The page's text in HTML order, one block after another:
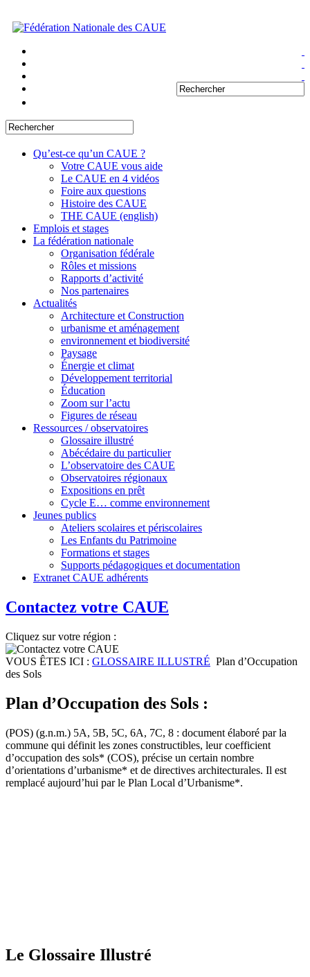
Qu’est-ce qu’un CAUE ?
Votre CAUE vous aide
Le CAUE en 4 vidéos
Foire aux questions
Histoire des CAUE
THE CAUE (english)
Emplois et stages
La fédération nationale
Organisation fédérale
Rôles et missions
Rapports d’activité
Nos partenaires
Actualités
Architecture et Construction
urbanisme et aménagement
environnement et biodiversité
Paysage
Énergie et climat
Développement territorial
Éducation
Zoom sur l’actu
Figures de réseau
Ressources / observatoires
Glossaire illustré
Abécédaire du particulier
L’observatoire des CAUE
Observatoires régionaux
Expositions en prêt
Cycle E… comme environnement
Jeunes publics
Ateliers scolaires et périscolaires
Les Enfants du Patrimoine
Formations et stages
Supports pédagogiques et documentation
Extranet CAUE adhérents
Contactez votre CAUE
Cliquez sur votre région :
VOUS ÊTES ICI : GLOSSAIRE ILLUSTRÉ Plan d’Occupation
des Sols
Plan d’Occupation des Sols :
(POS) (g.n.m.) 5A, 5B, 5C, 6A, 7C, 8 : document élaboré par la
commune qui définit les zones constructibles, leur coefficient
d’occupation des sols* (COS), précise un certain nombre
d’orientations d’urbanisme* et de directives architecturales. Il est
remplacé aujourd’hui par le Plan Local d’Urbanisme*.
Le Glossaire Illustré